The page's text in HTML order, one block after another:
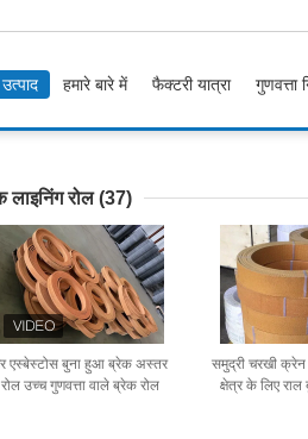
उत्पाद हमारे बारे में फैक्टरी यात्रा गुणवत्ता
लाइनिंग रोल (37)
एस्बेस्टोस बुना हुआ ब्रेक अस्तर
रोल उच्च गुणवत्ता वाले ब्रेक रोल
समुद्री चरखी
क्षेत्र के लिए